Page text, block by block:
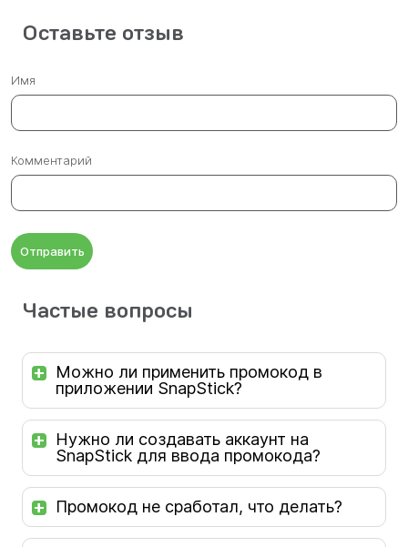
Оставьте отзыв
Имя
Комментарий
Отправить
Частые вопросы
Можно ли применить промокод в
приложении SnapStick?
Нужно ли создавать аккаунт на
SnapStick для ввода промокода?
Промокод не сработал, что делать?